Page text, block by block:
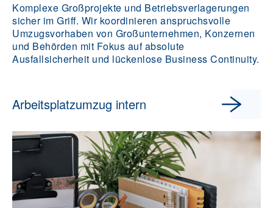
Komplexe Großprojekte und Betriebsverlagerungen
sicher im Griff. Wir koordinieren anspruchsvolle
Umzugsvorhaben von Großunternehmen, Konzernen
und Behörden mit Fokus auf absolute
Ausfallsicherheit und lückenlose Business Continuity.
Arbeitsplatzumzug intern